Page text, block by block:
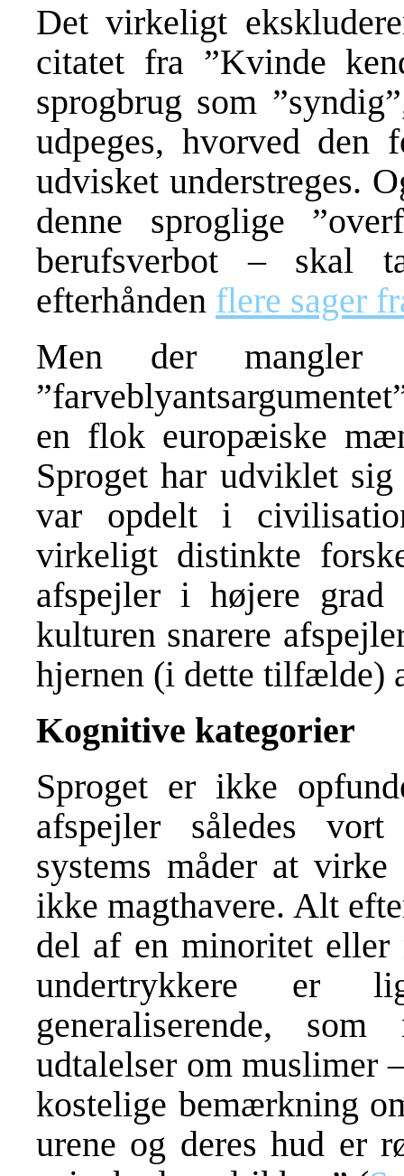
Det virkeligt
citatet fra ”Kvinde
sprogbrug som
udpeges, hvorved den
udvisket understreges.
denne sproglige
berufsverbot – skal
efterhånden flere sager
Men der
en flok europæiske
Sproget har udviklet
var opdelt i
virkeligt distinkte
afspejler i højere grad
kulturen snarere
hjernen (i dette tilfælde)
Kognitive kategorier
Sproget er ikke
afspejler således vort
systems måder at
ikke magthavere. Alt
del af en minoritet eller
undertrykkere er
generaliserende,
udtalelser om muslimer
kostelige bemærkning
urene og deres hud er